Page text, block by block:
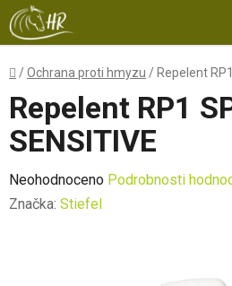
Přejít
na
obsah
Domů
/Ochrana proti hmyzu / Repelent
Repelent RP1
SENSITIVE
Průměrné
hodnocení
Neohodnoceno Podrobnosti
Značka: Stiefel